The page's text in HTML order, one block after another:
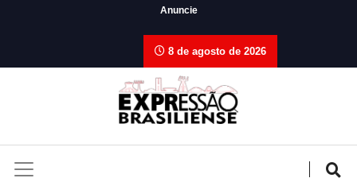
Anuncie
8 de agosto de 2026